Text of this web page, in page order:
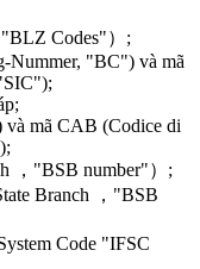
Codes"）;
Nummer, "BC") và mã
mã CAB (Codice di
，"BSB number"）;
Branch ，"BSB
Code "IFSC